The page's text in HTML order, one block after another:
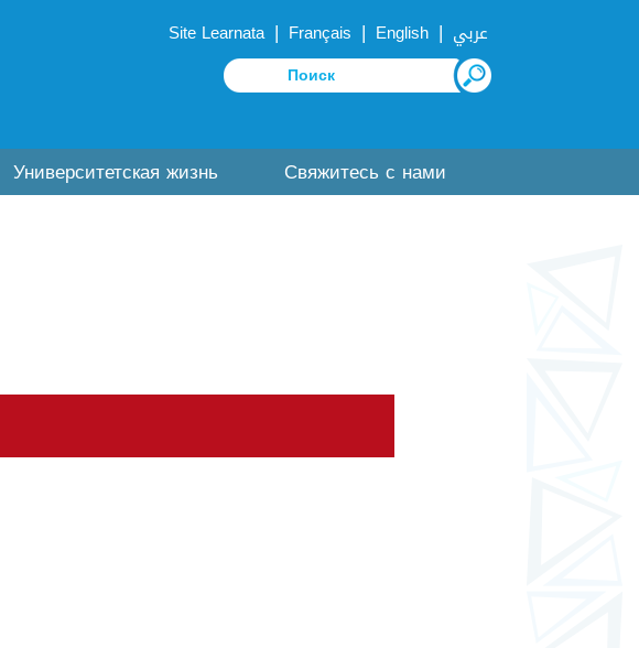
Site Learnata | Français | English | عربي
Университетская жизнь Свяжитесь с нами